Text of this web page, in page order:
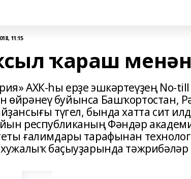
11:15
ҡараш менән
АХК-һы ерҙе эшкәртеүҙең No-
өйрәнеү буйынса Башҡортостан,
түгел, бында хатта сит
республиканың Фәндәр
ғалимдары тарафынан
хужалыҡ баҫыуҙарында